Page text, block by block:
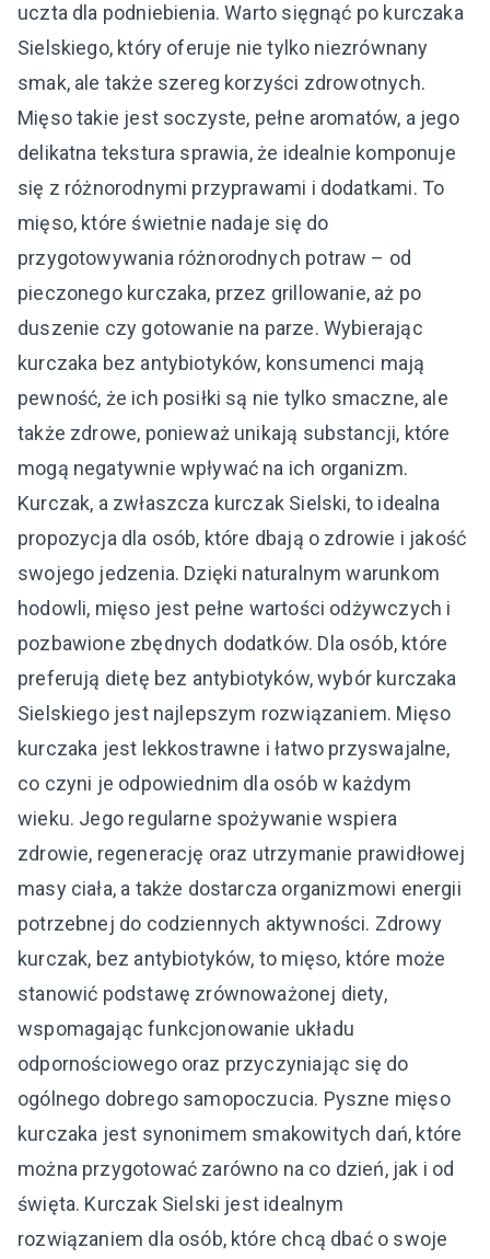
uczta dla podniebienia. Warto sięgnąć po kurczaka
Sielskiego, który oferuje nie tylko niezrównany
smak, ale także szereg korzyści zdrowotnych.
Mięso takie jest soczyste, pełne aromatów, a jego
delikatna tekstura sprawia, że idealnie komponuje
się z różnorodnymi przyprawami i dodatkami. To
mięso, które świetnie nadaje się do
przygotowywania różnorodnych potraw – od
pieczonego kurczaka, przez grillowanie, aż po
duszenie czy gotowanie na parze. Wybierając
kurczaka bez antybiotyków, konsumenci mają
pewność, że ich posiłki są nie tylko smaczne, ale
także zdrowe, ponieważ unikają substancji, które
mogą negatywnie wpływać na ich organizm.
Kurczak, a zwłaszcza kurczak Sielski, to idealna
propozycja dla osób, które dbają o zdrowie i jakość
swojego jedzenia. Dzięki naturalnym warunkom
hodowli, mięso jest pełne wartości odżywczych i
pozbawione zbędnych dodatków. Dla osób, które
preferują dietę bez antybiotyków, wybór kurczaka
Sielskiego jest najlepszym rozwiązaniem. Mięso
kurczaka jest lekkostrawne i łatwo przyswajalne,
co czyni je odpowiednim dla osób w każdym
wieku. Jego regularne spożywanie wspiera
zdrowie, regenerację oraz utrzymanie prawidłowej
masy ciała, a także dostarcza organizmowi energii
potrzebnej do codziennych aktywności. Zdrowy
kurczak, bez antybiotyków, to mięso, które może
stanowić podstawę zrównoważonej diety,
wspomagając funkcjonowanie układu
odpornościowego oraz przyczyniając się do
ogólnego dobrego samopoczucia. Pyszne mięso
kurczaka jest synonimem smakowitych dań, które
można przygotować zarówno na co dzień, jak i od
święta. Kurczak Sielski jest idealnym
rozwiązaniem dla osób, które chcą dbać o swoje